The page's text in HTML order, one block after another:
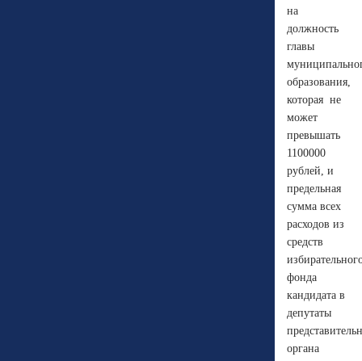
на
должность
главы
образования,
которая не
может
превышать
1100000
рублей, и
предельная
сумма всех
расходов из
средств
фонда
кандидата в
депутаты
органа